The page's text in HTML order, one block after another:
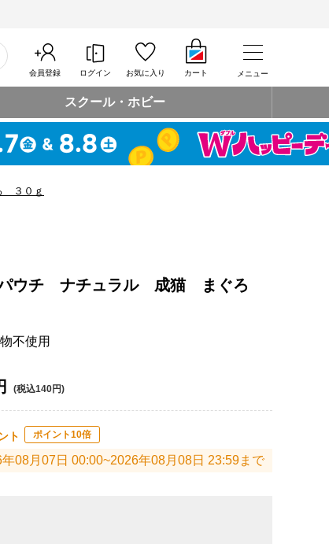
会員登録 ログイン お気に入り カート メニュー
スクール・ホビー
３０ｇ
パウチ ナチュラル 成猫 まぐろ
不使用
(税込140円)
ト ポイント10倍
年08月07日 00:00~2026年08月08日 23:59まで